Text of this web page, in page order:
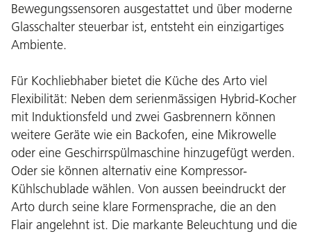
Bewegungssensoren ausgestattet und über moderne
Glasschalter steuerbar ist, entsteht ein einzigartiges
Ambiente.
Für Kochliebhaber bietet die Küche des Arto viel
Flexibilität: Neben dem serienmässigen Hybrid-Kocher
mit Induktionsfeld und zwei Gasbrennern können
weitere Geräte wie ein Backofen, eine Mikrowelle
oder eine Geschirrspülmaschine hinzugefügt werden.
Oder sie können alternativ eine Kompressor-
Kühlschublade wählen. Von aussen beeindruckt der
Arto durch seine klare Formensprache, die an den
Flair angelehnt ist. Die markante Beleuchtung und die